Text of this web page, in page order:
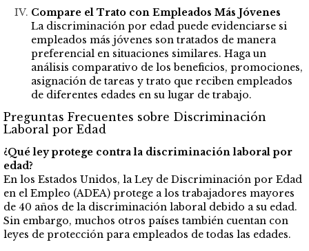
Compare el Trato con Empleados Más Jóvenes
La discriminación por edad puede evidenciarse si
empleados más jóvenes son tratados de manera
preferencial en situaciones similares. Haga un
análisis comparativo de los beneficios, promociones,
asignación de tareas y trato que reciben empleados
de diferentes edades en su lugar de trabajo.
Preguntas Frecuentes sobre Discriminación
Laboral por Edad
¿Qué ley protege contra la discriminación laboral por
edad?
En los Estados Unidos, la Ley de Discriminación por Edad
en el Empleo (ADEA) protege a los trabajadores mayores
de 40 años de la discriminación laboral debido a su edad.
Sin embargo, muchos otros países también cuentan con
leyes de protección para empleados de todas las edades.